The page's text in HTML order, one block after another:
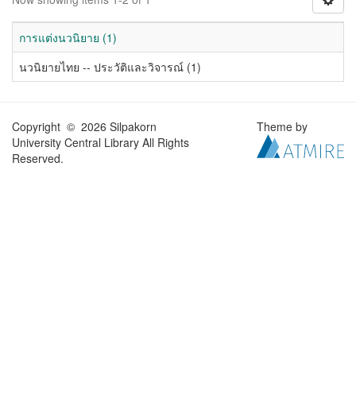
การแต่งนวนิยาย (1)
นวนิยายไทย -- ประวัติและวิจารณ์ (1)
Copyright © 2026 Silpakorn
University Central Library All Rights
Reserved.
Theme by